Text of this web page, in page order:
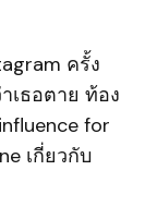
ครั้ง
เธอตาย ท้อง
for
เกี่ยวกับ